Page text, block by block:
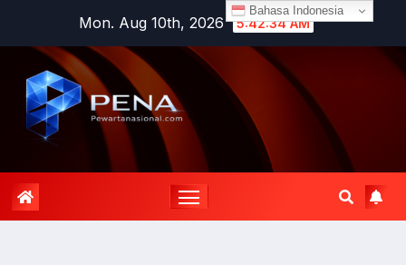
Mon. Aug 10th, 2026 5:42:35 AM
Bahasa Indonesia